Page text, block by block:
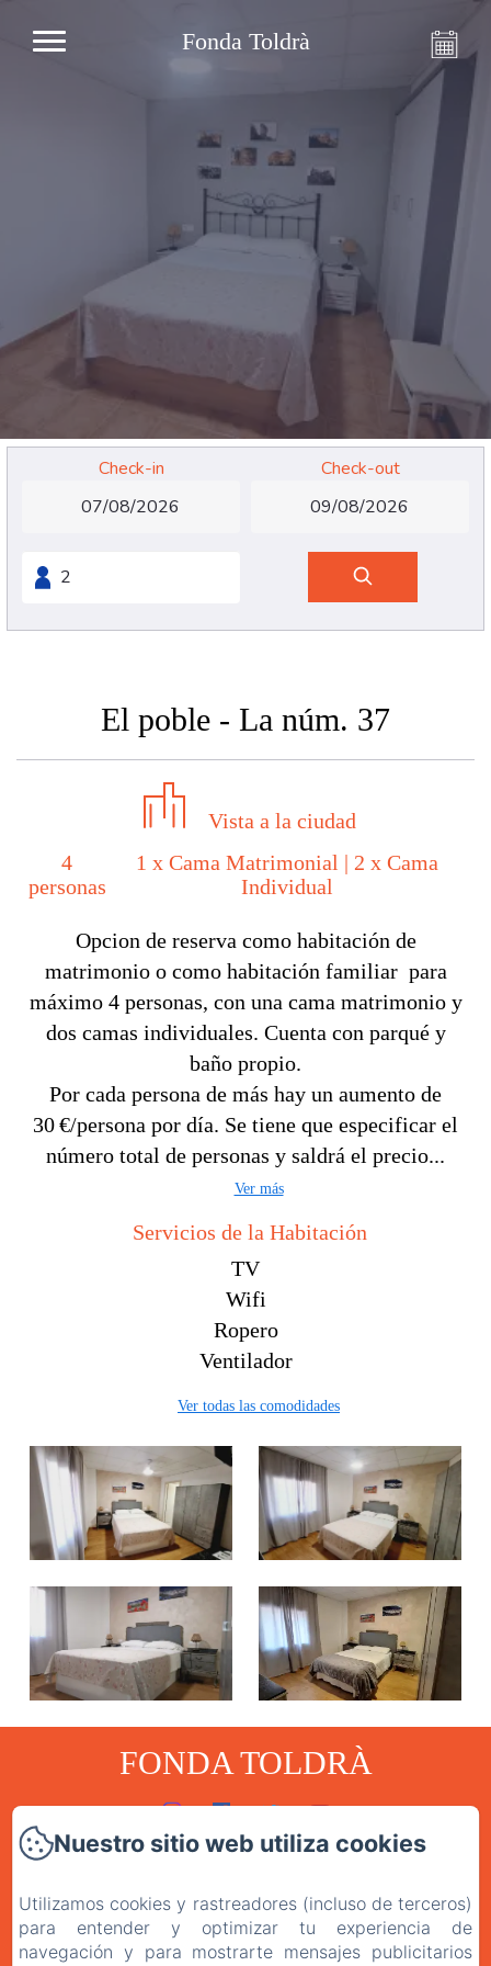
Fonda Toldrà
Check-in Check-out
El poble - La núm. 37
Vista a la ciudad
4
personas
1 x Cama Matrimonial | 2 x Cama
Individual
Opcion de reserva como habitación de
matrimonio o como habitación familiar para
máximo 4 personas, con una cama matrimonio y
dos camas individuales. Cuenta con parqué y
baño propio.
Por cada persona de más hay un aumento de
30 €/persona por día. Se tiene que especificar el
número total de personas y saldrá el precio...
Ver más
Servicios de la Habitación
TV
Wifi
Ropero
Ventilador
Ver todas las comodidades
FONDA TOLDRÀ
Inicio
Habitaciones
El Restaurante
Nuestro sitio web utiliza cookies
Utilizamos cookies y rastreadores (incluso de terceros)
para entender y optimizar tu experiencia de
navegación y para mostrarte mensajes publicitarios